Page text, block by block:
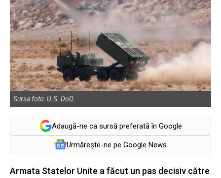
Sursa foto: U.S. DoD.
Adaugă-ne ca sursă preferată în Google
Urmărește-ne pe Google News
Armata Statelor Unite a făcut un pas decisiv către